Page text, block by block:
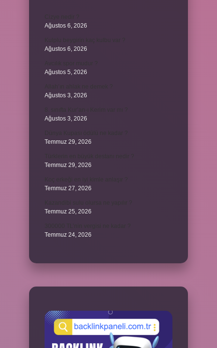
Ağustos 6, 2026
Ağustos 6, 2026
Ağustos 5, 2026
Ağustos 3, 2026
Ağustos 3, 2026
Temmuz 29, 2026
Temmuz 29, 2026
Temmuz 27, 2026
Temmuz 25, 2026
Temmuz 24, 2026